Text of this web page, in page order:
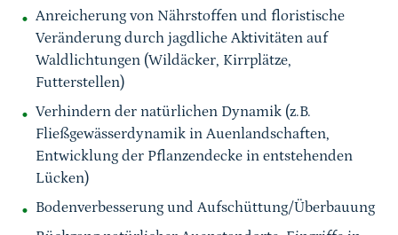
Anreicherung von Nährstoffen und floristische
Veränderung durch jagdliche Aktivitäten auf
Waldlichtungen (Wildäcker, Kirrplätze,
Futterstellen)
Verhindern der natürlichen Dynamik (z.B.
Fließgewässerdynamik in Auenlandschaften,
Entwicklung der Pflanzendecke in entstehenden
Lücken)
Bodenverbesserung und Aufschüttung/Überbauung